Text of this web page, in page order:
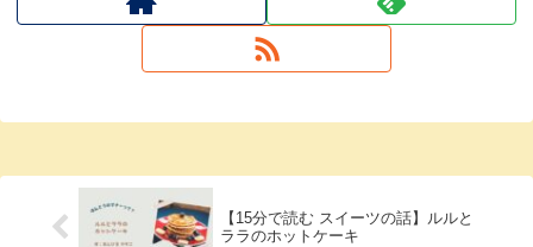
【15分で読む スイーツの話】ルルと
ララのホットケーキ